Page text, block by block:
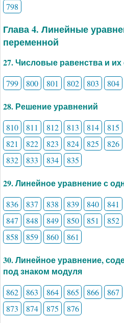
798
Глава 4. Линейные
переменной
27. Числовые равенства и их
799 800 801 802 803 804
28. Решение уравнений
810 811 812 813 814 815
821
822 823 824 825 826
832
833 834 835
29. Линейное уравнение с
836 837 838 839 840 841
847
848 849 850 851 852
858
859 860 861
30. Линейное уравнение,
под знаком модуля
862 863 864 865 866 867
873
874 875 876